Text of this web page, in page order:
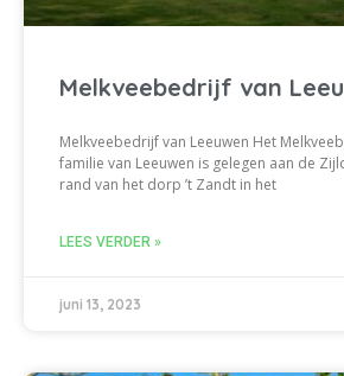
Melkveebedrijf van
Melkveebedrijf van Leeuwen Het
familie van Leeuwen is gelegen aan de
rand van het dorp ’t Zandt in het
LEES VERDER »
juni 13, 2023